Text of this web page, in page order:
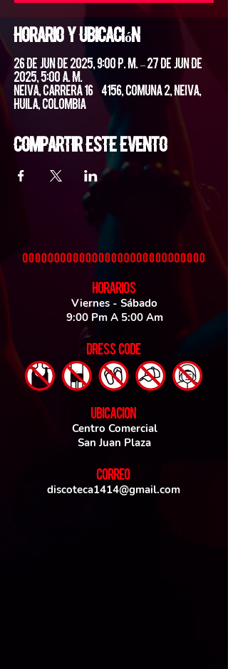
Horario y ubicación
26 de jun de 2025, 9:00 p. m. – 27 de jun de
2025, 5:00 a. m.
Neiva, Carrera 16 #4156, Comuna 2, Neiva,
Huila, Colombia
Compartir este evento
HORARIOS
Viernes - Sábado
9:00 Pm A 5:00 Am
DRESS CODE
UBICACIoN
Centro Comercial
San Juan Plaza
CORREO
discoteca1414@gmail.com